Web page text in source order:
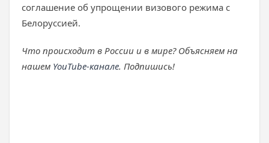
соглашение об упрощении визового режима с
Белоруссией.
Что происходит в России и в мире? Объясняем на
нашем YouTube-канале. Подпишись!